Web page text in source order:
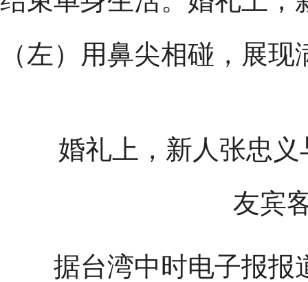
（左）用鼻尖相碰，展
婚礼上，新人张忠义
友宾
据台湾中时电子报报